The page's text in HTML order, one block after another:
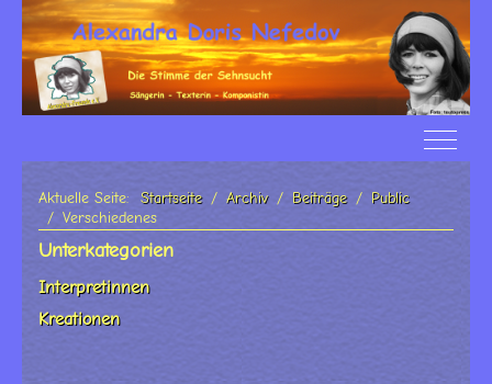
Off-
Aktuelle Seite: Startseite Archiv Beiträge
Public
Verschiedenes
Unterkategorien
Interpretinnen
Kreationen